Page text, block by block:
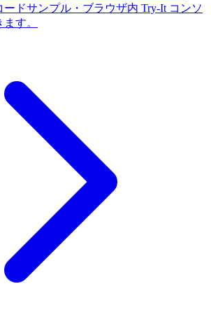
ドサンプル・ブラウザ内 Try-It コンソ
す。